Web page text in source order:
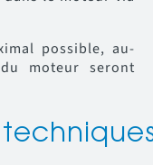
possible, au-
moteur seront